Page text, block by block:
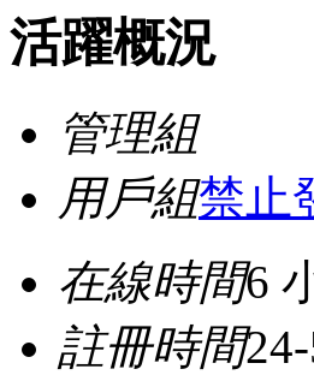
活躍概況
管理組
用戶組禁止
在線時間6
註冊時間